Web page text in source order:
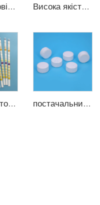
7 в 1 Тестові смуги для води у басейні Висока якість тестових смуг для акваріуму 6 в 1 для риб'яного ставка
Швидкі та точні тест-смуги для басейну 15 в 1 для питної води постачальник tcca громадських хлорних таблеток tcca Дезінфектант для басейну